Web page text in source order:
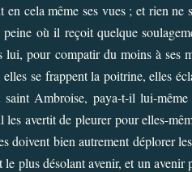
cela même ses vues ; et rien ne
où il reçoit quelque
lui, pour compatir du moins à ses
se frappent la poitrine, elles
Ambroise, paya-t-il lui-
avertit de pleurer pour elles-
doivent bien autrement déplorer
plus désolant avenir, et un